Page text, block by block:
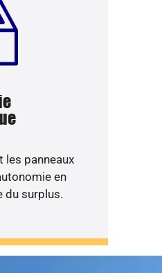
les panneaux
en
du surplus.